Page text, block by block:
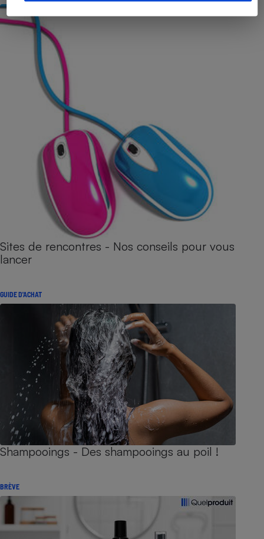
Sites de rencontres - Nos conseils pour vous
lancer
GUIDE D'ACHAT
Shampooings - Des shampooings au poil !
BRÈVE